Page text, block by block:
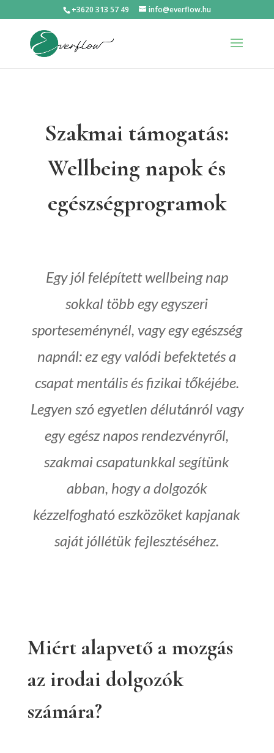
+3620 313 57 49 info@everflow.hu
Szakmai támogatás:
Wellbeing napok és
egészségprogramok
Egy jól felépített wellbeing nap
sokkal több egy egyszeri
sporteseménynél, vagy egy egészség
napnál: ez egy valódi befektetés a
csapat mentális és fizikai tőkéjébe.
Legyen szó egyetlen délutánról vagy
egy egész napos rendezvényről,
szakmai csapatunkkal segítünk
abban, hogy a dolgozók
kézzelfogható eszközöket kapjanak
saját jóllétük fejlesztéséhez.
Miért alapvető a mozgás
az irodai dolgozók
számára?